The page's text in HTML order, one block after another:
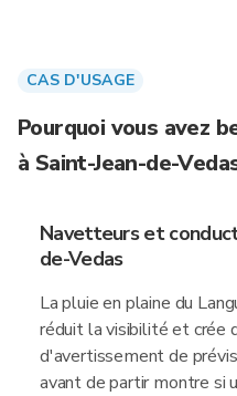
CAS D'USAGE
Pourquoi vous avez
à Saint-Jean-de-
Navetteurs et
de-Vedas
La pluie en plaine du
réduit la visibilité et crée
d'avertissement de
avant de partir montre si